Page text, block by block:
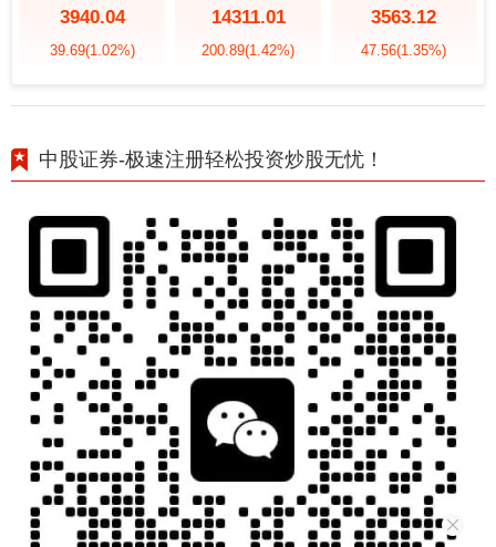
3940.04
39.69(1.02%)
14311.01
200.89(1.42%)
3563.12
47.56(1.35%)
中股证券-极速注册轻松投资炒股无忧！